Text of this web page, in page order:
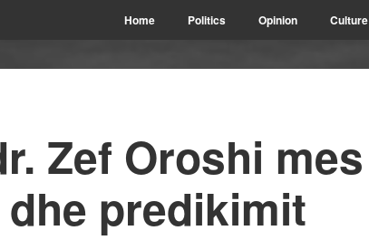
Home Politics Opinion Culture
Zef Oroshi mes
predikimit